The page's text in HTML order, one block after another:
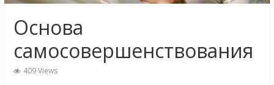
Основа
самосовершенствования
409 Views